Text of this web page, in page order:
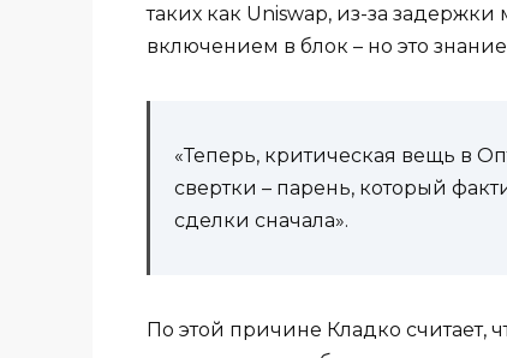
таких как Uniswap, из-за
включением в блок – но это
«Теперь, критическая вещь в
свертки – парень, который
сделки сначала».
По этой причине Кладко считает,